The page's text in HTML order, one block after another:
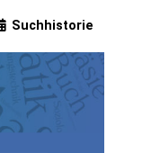
Suchhistorie